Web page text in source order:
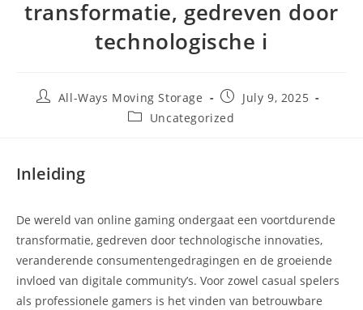
transformatie, gedreven door
technologische i
All-Ways Moving Storage
July 9, 2025
Uncategorized
Inleiding
De wereld van online gaming ondergaat een voortdurende
transformatie, gedreven door technologische innovaties,
veranderende consumentengedragingen en de groeiende
invloed van digitale community’s. Voor zowel casual spelers
als professionele gamers is het vinden van betrouwbare